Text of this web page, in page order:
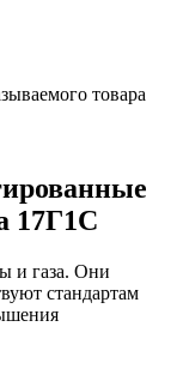
товара
17Г1С
и газа. Они
стандартам